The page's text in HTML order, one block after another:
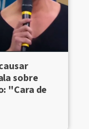
sobre
"Cara de